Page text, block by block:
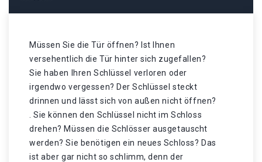
Müssen Sie die Tür öffnen? Ist Ihnen
versehentlich die Tür hinter sich zugefallen?
Sie haben Ihren Schlüssel verloren oder
irgendwo vergessen? Der Schlüssel steckt
drinnen und lässt sich von außen nicht öffnen?
. Sie können den Schlüssel nicht im Schloss
drehen? Müssen die Schlösser ausgetauscht
werden? Sie benötigen ein neues Schloss? Das
ist aber gar nicht so schlimm, denn der